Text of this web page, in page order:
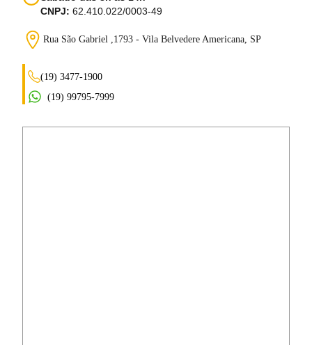
CNPJ: 62.410.022/0003-49
Rua São Gabriel ,1793 - Vila Belvedere Americana, SP
(19) 3477-1900
(19) 99795-7999